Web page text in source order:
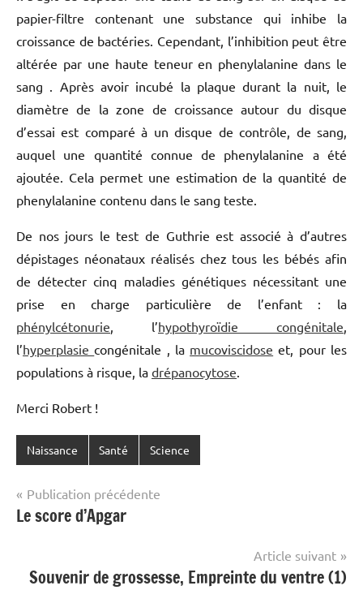
papier-filtre contenant une substance qui inhibe la
croissance de bactéries. Cependant, l’inhibition peut être
altérée par une haute teneur en phenylalanine dans le
sang . Après avoir incubé la plaque durant la nuit, le
diamètre de la zone de croissance autour du disque
d’essai est comparé à un disque de contrôle, de sang,
auquel une quantité connue de phenylalanine a été
ajoutée. Cela permet une estimation de la quantité de
phenylalanine contenu dans le sang teste.
De nos jours le test de Guthrie est associé à d’autres
dépistages néonataux réalisés chez tous les bébés afin
de détecter cinq maladies génétiques nécessitant une
prise en charge particulière de l’enfant : la
phénylcétonurie , l’hypothyroïdie congénitale
l’hyperplasiecongénitale , la mucoviscidose et, pour les
populations à risque, la drépanocytose
Merci Robert !
Naissance Santé Science
Navigation
de
Publication précédente
Le score d’Apgar
Article suivant
Souvenir de grossesse, Empreinte du ventre (1)